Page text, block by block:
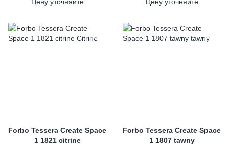
Forbo Tessera Create Space
1 1821 citrine
Forbo Tessera Create Space
1 1807 tawny